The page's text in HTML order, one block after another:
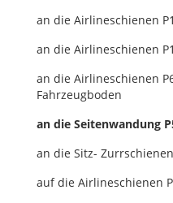
an die Airlineschienen
an die Airlineschienen
an die Airlineschienen
Fahrzeugboden
an die Seitenwandung
an die Sitz-
auf die Airlineschienen